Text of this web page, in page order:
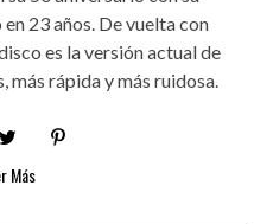
23 años. De vuelta con
es la versión actual de
más rápida y más ruidosa.
Más